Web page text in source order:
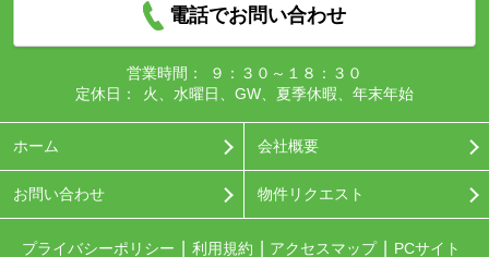
電話でお問い合わせ
営業時間：
９：３０～１８：３０
定休日：
火、水曜日、GW、夏季休暇、年末年始
ホーム 会社概要
お問い合わせ 物件リクエスト
プライバシーポリシー 利用規約 アクセスマップ PCサイト